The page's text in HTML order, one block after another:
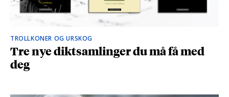
TROLLKONER OG URSKOG
Tre nye diktsamlinger du må få med
deg